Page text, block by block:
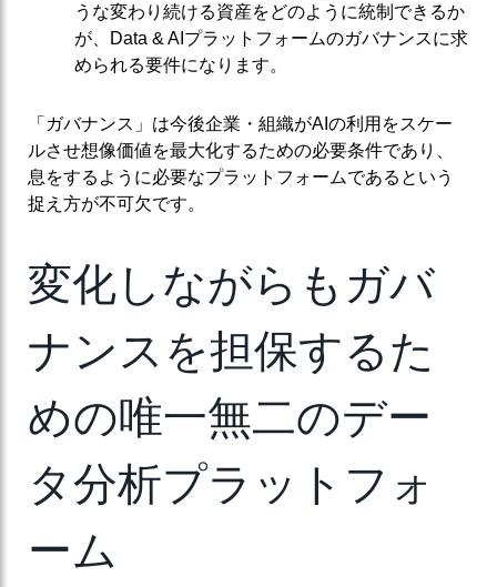
うな変わり続ける資産をどのように統制できるか
が、Data & AIプラットフォームのガバナンスに求
められる要件になります。
「ガバナンス」は今後企業・組織がAIの利用をスケー
ルさせ想像価値を最大化するための必要条件であり、
息をするように必要なプラットフォームであるという
捉え方が不可欠です。
変化しながらもガバ
ナンスを担保するた
めの唯一無二のデー
タ分析プラットフォ
ーム